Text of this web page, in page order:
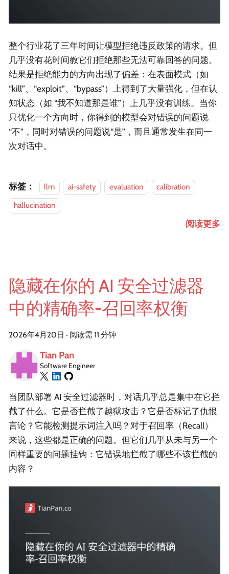
整个行业花了三年时间让模型拒绝违反政策的请求。但
几乎没有花时间教它们拒绝那些无法可靠回答的问题。
结果是拒绝能力的方向出现了偏差：在表面模式（如
“kill”、“exploit”、“bypass”）上得到了大量强化，但在认
知状态（如 “我不知道那是谁”）上几乎没有训练。当你
只优化一个方向时，你得到的模型会对错误的问题说
“不”，同时对错误的问题说“是”，而且通常发生在同一
次对话中。
标签： llm ai-safety evaluation
calibration
hallucination
阅读更多
隐藏在你的 AI 安全过滤器
中的精确率-召回率权衡
2026年4月20日 · 阅读需 11 分钟
Tian Pan
Software Engineer
当团队部署 AI 安全过滤器时，对话几乎总是集中在它拦
截了什么。它是否拦截了越狱攻击？它是否标记了仇恨
言论？它能检测提示词注入吗？对于召回率（Recall）
来说，这些都是正确的问题。但它们几乎从未与另一个
同样重要的问题挂钩：它错误地拦截了哪些不该拦截的
内容？